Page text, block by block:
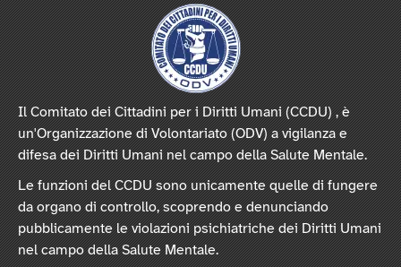
Il Comitato dei Cittadini per i Diritti Umani (CCDU) , è
un'Organizzazione di Volontariato (ODV) a vigilanza e
difesa dei Diritti Umani nel campo della Salute Mentale.
Le funzioni del CCDU sono unicamente quelle di fungere
da organo di controllo, scoprendo e denunciando
pubblicamente le violazioni psichiatriche dei Diritti Umani
nel campo della Salute Mentale.